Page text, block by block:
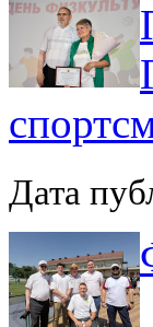
Дата